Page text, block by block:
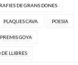
DE GRANS DONES
PLAQUES CAVA. POESIA
PREMIS GOYA
DE LLIBRES